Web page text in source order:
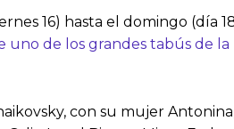
16) hasta el domingo (día
uno de los grandes tabús de
con su mujer